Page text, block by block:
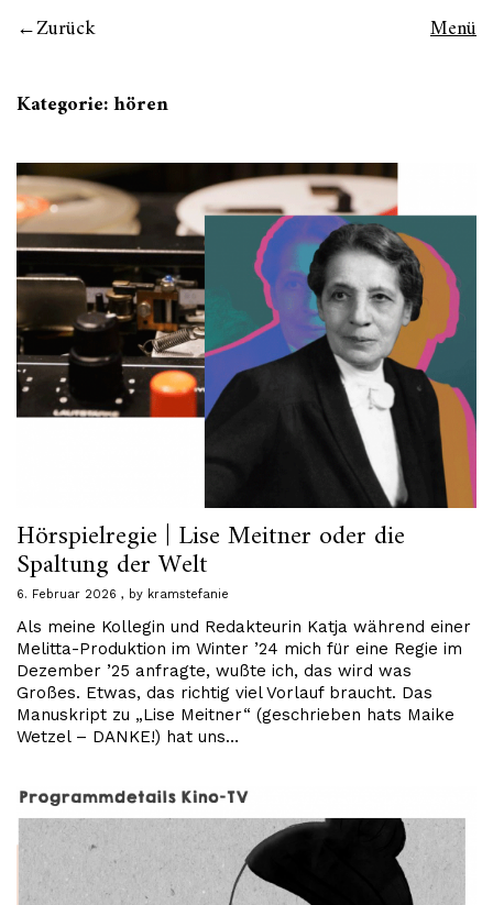
Zurück Menü
Kategorie:hören
Hörspielregie | Lise Meitner oder die
Spaltung der Welt
6. Februar 2026 by kramstefanie
Als meine Kollegin und Redakteurin Katja während einer
Melitta-Produktion im Winter ’24 mich für eine Regie im
Dezember ’25 anfragte, wußte ich, das wird was
Großes. Etwas, das richtig viel Vorlauf braucht. Das
Manuskript zu „Lise Meitner“ (geschrieben hats Maike
Wetzel – DANKE!) hat uns…